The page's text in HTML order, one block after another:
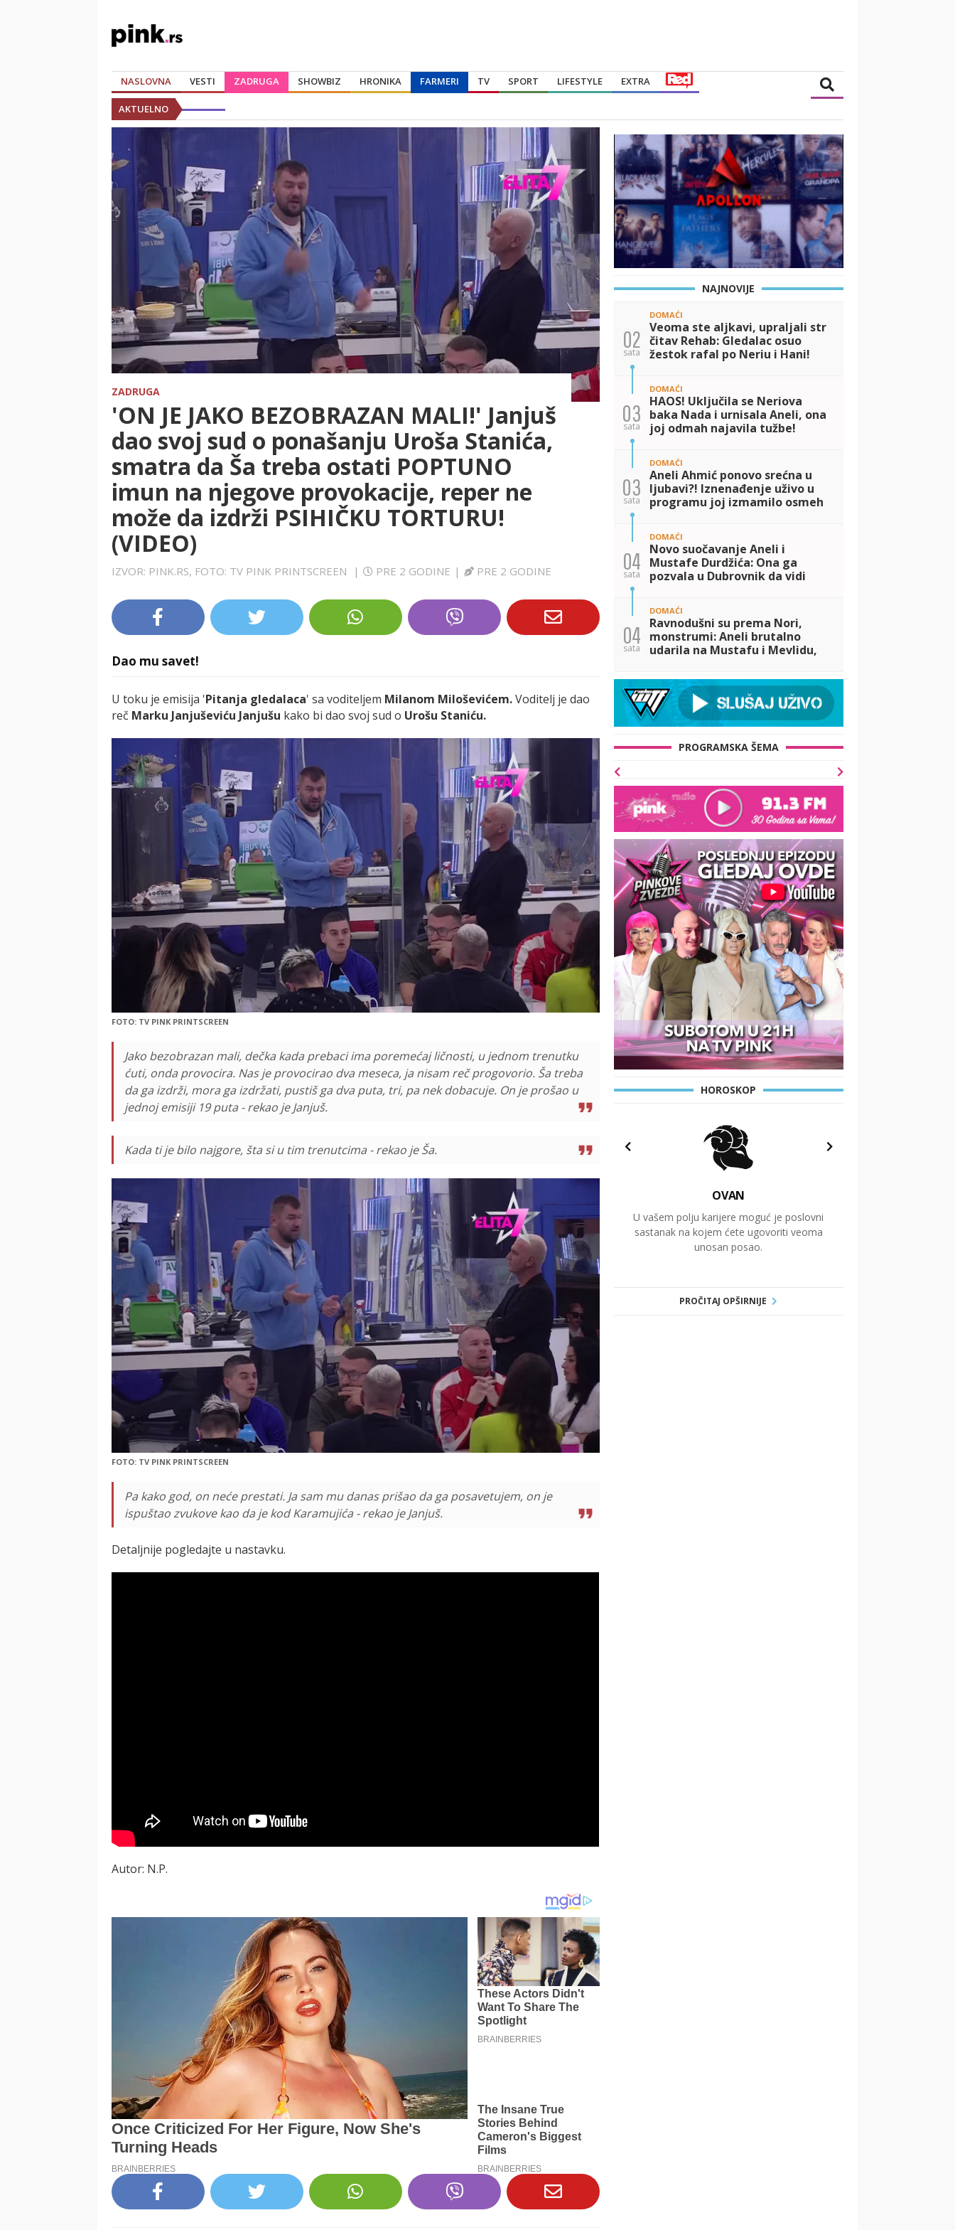
NASLOVNA VESTI ZADRUGA SHOWBIZ HRONIKA FARMERI TV SPORT LIFESTYLE EXTRA
AKTUELNO
ZADRUGA
'ON JE JAKO BEZOBRAZAN MALI!' Janjuš
dao svoj sud o ponašanju Uroša Stanića,
smatra da Ša treba ostati POPTUNO
imun na njegove provokacije, reper ne
može da izdrži PSIHIČKU TORTURU!
(VIDEO)
IZVOR: PINK.RS, FOTO: TV PINK PRINTSCREEN | PRE 2 GODINE | PRE 2 GODINE
Dao mu savet!
U toku je emisija 'Pitanja gledalaca' sa voditeljem Milanom Miloševićem.Voditelj je dao
reč Marku Janjuševiću Janjušu kako bi dao svoj sud o Urošu Staniću.
FOTO: TV PINK PRINTSCREEN
Jako bezobrazan mali, dečka kada prebaci ima poremećaj ličnosti, u jednom trenutku
ćuti, onda provocira. Nas je provocirao dva meseca, ja nisam reč progovorio. Ša treba
da ga izdrži, mora ga izdržati, pustiš ga dva puta, tri, pa nek dobacuje. On je prošao u
jednoj emisiji 19 puta - rekao je Janjuš.
Kada ti je bilo najgore, šta si u tim trenutcima - rekao je Ša.
FOTO: TV PINK PRINTSCREEN
Pa kako god, on neće prestati. Ja sam mu danas prišao da ga posavetujem, on je
ispuštao zvukove kao da je kod Karamujića - rekao je Janjuš.
Detaljnije pogledajte u nastavku.
Autor: N.P.
NAJNOVIJE
02
sata
DOMAĆI
Veoma ste aljkavi, upraljali str
čitav Rehab: Gledalac osuo
žestok rafal po Neriu i Hani!
03
sata
DOMAĆI
HAOS! Uključila se Neriova
baka Nada i urnisala Aneli, ona
joj odmah najavila tužbe!
03
sata
DOMAĆI
Aneli Ahmić ponovo srećna u
ljubavi?! Iznenađenje uživo u
programu joj izmamilo osmeh
ceduljici koju je dobila! (VIDEO
04
sata
DOMAĆI
Novo suočavanje Aneli i
Mustafe Durdžića: Ona ga
pozvala u Dubrovnik da vidi
razlog (VIDEO)
04
sata
DOMAĆI
Ravnodušni su prema Nori,
monstrumi: Aneli brutalno
udarila na Mustafu i Mevlidu,
Durdžića: Uništili su dete, ona
im je pr
PROGRAMSKA ŠEMA
HOROSKOP
OVAN
U vašem polju karijere moguć je poslovni
sastanak na kojem ćete ugovoriti veoma
unosan posao.
PROČITAJ OPŠIRNIJE